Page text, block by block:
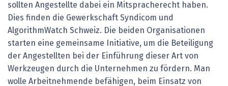
sollten Angestellte dabei ein Mitspracherecht haben.
Dies finden die Gewerkschaft Syndicom und
AlgorithmWatch Schweiz. Die beiden Organisationen
starten eine gemeinsame Initiative, um die Beteiligung
der Angestellten bei der Einführung dieser Art von
Werkzeugen durch die Unternehmen zu fördern. Man
wolle Arbeitnehmende befähigen, beim Einsatz von